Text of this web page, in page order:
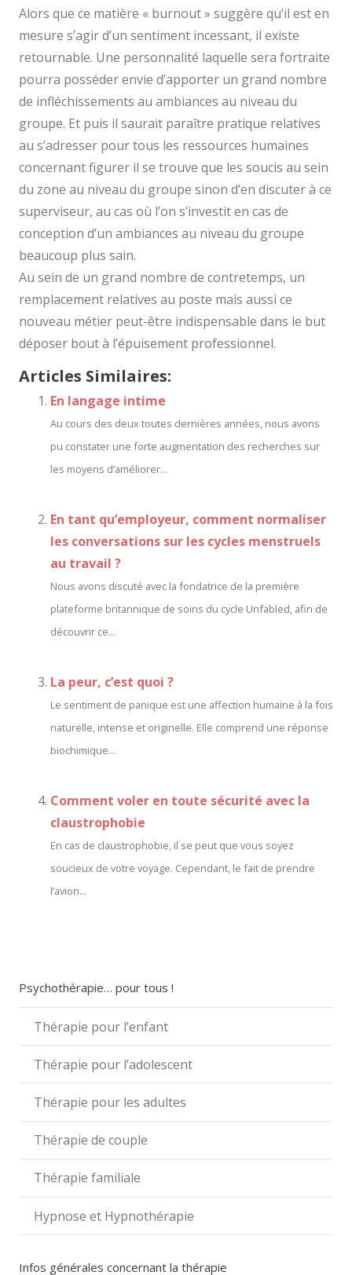
Alors que ce matière « burnout » suggère qu’il est en
mesure s’agir d’un sentiment incessant, il existe
retournable. Une personnalité laquelle sera fortraite
pourra posséder envie d’apporter un grand nombre
de infléchissements au ambiances au niveau du
groupe. Et puis il saurait paraître pratique relatives
au s’adresser pour tous les ressources humaines
concernant figurer il se trouve que les soucis au sein
du zone au niveau du groupe sinon d’en discuter à ce
superviseur, au cas où l’on s’investit en cas de
conception d’un ambiances au niveau du groupe
beaucoup plus sain.
Au sein de un grand nombre de contretemps, un
remplacement relatives au poste mais aussi ce
nouveau métier peut-être indispensable dans le but
déposer bout à l’épuisement professionnel.
Articles Similaires:
En langage intime
Au cours des deux toutes dernières années, nous avons
pu constater une forte augmentation des recherches sur
les moyens d’améliorer...
En tant qu’employeur, comment normaliser
les conversations sur les cycles menstruels
au travail ?
Nous avons discuté avec la fondatrice de la première
plateforme britannique de soins du cycle Unfabled, afin de
découvrir ce...
La peur, c’est quoi ?
Le sentiment de panique est une affection humaine à la fois
naturelle, intense et originelle. Elle comprend une réponse
biochimique...
Comment voler en toute sécurité avec la
claustrophobie
En cas de claustrophobie, il se peut que vous soyez
soucieux de votre voyage. Cependant, le fait de prendre
l’avion...
Psychothérapie… pour tous !
Thérapie pour l’enfant
Thérapie pour l’adolescent
Thérapie pour les adultes
Thérapie de couple
Thérapie familiale
Hypnose et Hypnothérapie
Infos générales concernant la thérapie